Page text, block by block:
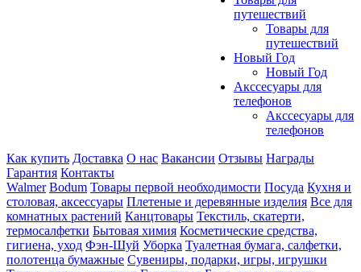
путешествий
Товары для
путешествий
Новый Год
Новый Год
Акссесуары для
телефонов
Акссесуары для
телефонов
Как купить Доставка О нас Вакансии Отзывы Награды
Гарантия Контакты
Walmer Bodum Товары первой необходимости Посуда Кухня и
столовая, аксессуары Плетеные и деревянные изделия Все для
комнатных растений Канцтовары Текстиль, скатерти,
термосалфетки Бытовая химия Косметические средства,
гигиена, уход Фэн-Шуй Уборка Туалетная бумага, салфетки,
полотенца бумажные Сувениры, подарки, игры, игрушки